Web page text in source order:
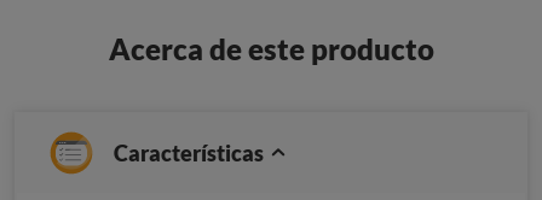
Acerca de este producto
Características